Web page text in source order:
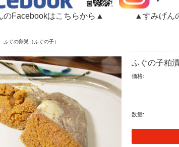
のFacebookはこちらから▲ ▲すみげん
ふぐの卵巣（ふぐの子）
ふぐの子粕
価格:
数量: